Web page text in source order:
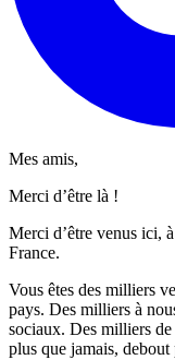
Mes amis,
Merci d’être là !
Merci d’être venus ici,
France.
Vous êtes des milliers
pays. Des milliers à
sociaux. Des milliers
plus que jamais, debout